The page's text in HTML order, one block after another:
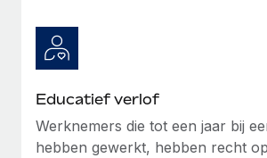
Educatief verlof
Werknemers die tot een jaar bij
hebben gewerkt, hebben recht